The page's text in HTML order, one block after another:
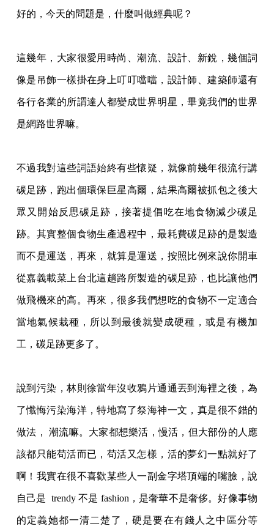
好的，今天的問題是，什麼叫做經典呢？
這幾年，大家很愛用時尚、潮流、設計、新銳，幾個詞
像是吊飾一樣掛在身上叮叮噹噹，設計師、建築師還有
各行各業的所謂達人都變成世界明星，畢竟我們的世界
是網路世界嘛。
不過我對這些詞語始終有些懷疑，就像前幾年很流行講
碳足跡，跑出個環保巨星高爾，結果高爾被抓包之後大
眾又開始反思碳足跡，接著提倡吃在地食物減少碳足
跡。其實整個食物生產過程中，最耗費碳足跡的是製造
而不是運送，再來，就算是運送，按照比例來說你開車
從嘉義載菜上台北這趟路所製造的碳足跡，也比讓他們
做飛機來的高。再來，很多我們想吃的食物不一定適合
當地氣候栽種，所以到最後就變成硬種，或是有機加
工，碳足跡更多了。
說到污染，林則徐當年沒收鴉片通通丟到海裡之後，為
了懺悔污染海洋，特地寫了祭海神一文，真是很不錯的
做法， 潮流嘛。大家都想樂活，慢活，但大部份的人應
該都只能苟活而已，苟活又怎樣，活的夢幻一點就好了
啊！我實在很不喜歡某些人一副金字塔頂端的嘴臉，說
自己是 trendy 不是 fashion，是奢華不是奢侈。好像事物
的定義她都一清二楚了，硬是要在有錢人之中 區分等